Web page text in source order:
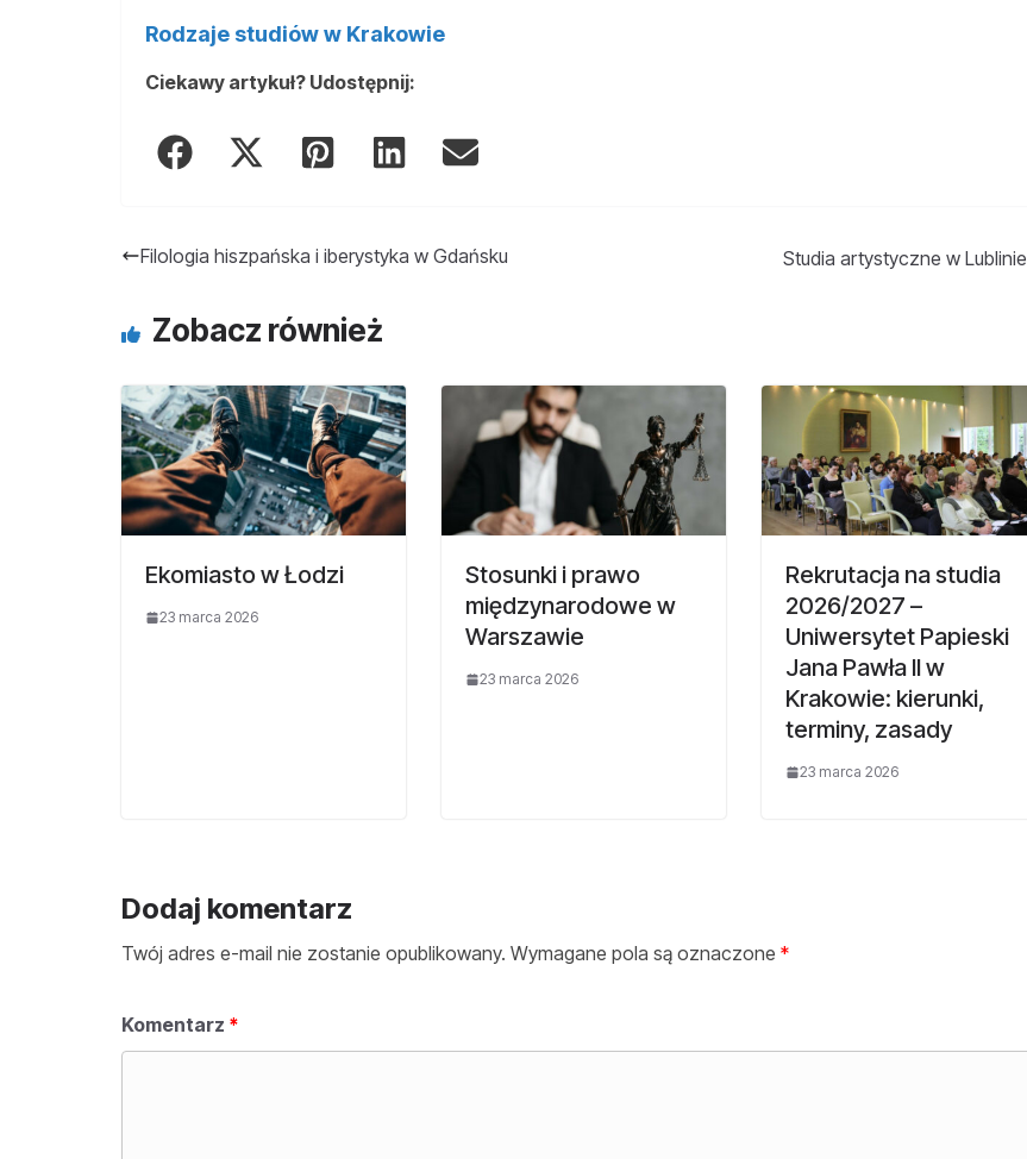
Rodzaje studiów w Krakowie
Ciekawy artykuł? Udostępnij:
Filologia hiszpańska i iberystyka w Gdańsku Studia artystyczne w Lublinie
Zobacz również
Ekomiasto w Łodzi
23 marca 2026
Stosunki i prawo
międzynarodowe w
Warszawie
23 marca 2026
Rekrutacja na studia
2026/2027 –
Uniwersytet Papieski
Jana Pawła II w
Krakowie: kierunki,
terminy, zasady
23 marca 2026
Dodaj komentarz
Twój adres e-mail nie zostanie opublikowany. Wymagane pola są oznaczone *
Komentarz *